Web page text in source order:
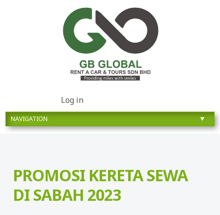
Log in
PROMOSI KERETA SEWA
DI SABAH 2023